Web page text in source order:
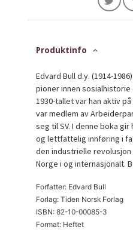
Produktinfo
Edvard Bull d.y. (1914-
pioner innen
1930-tallet var han aktiv
var medlem av
seg til SV. I denne boka
og lettfattelig innføring i
den industrielle revolusjon
Norge i og internasjonalt.
Forfatter: Edvard Bull
Forlag: Tiden Norsk Forlag
ISBN: 82-10-00085-3
Format: Heftet